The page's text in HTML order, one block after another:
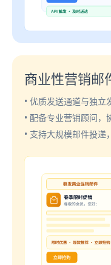
商业性营销邮
• 优质发送通道与独立
• 配备专业营销顾问
• 支持大规模邮件投